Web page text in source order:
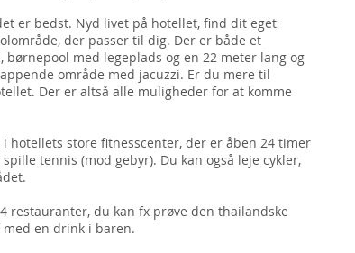
er bedst. Nyd livet på hotellet, find dit eget
der passer til dig. Der er både et
med legeplads og en 22 meter lang og
område med jacuzzi. Er du mere til
Der er altså alle muligheder for at komme
hotellets store fitnesscenter, der er åben 24 timer
tennis (mod gebyr). Du kan også leje cykler,
restauranter, du kan fx prøve den thailandske
en drink i baren.